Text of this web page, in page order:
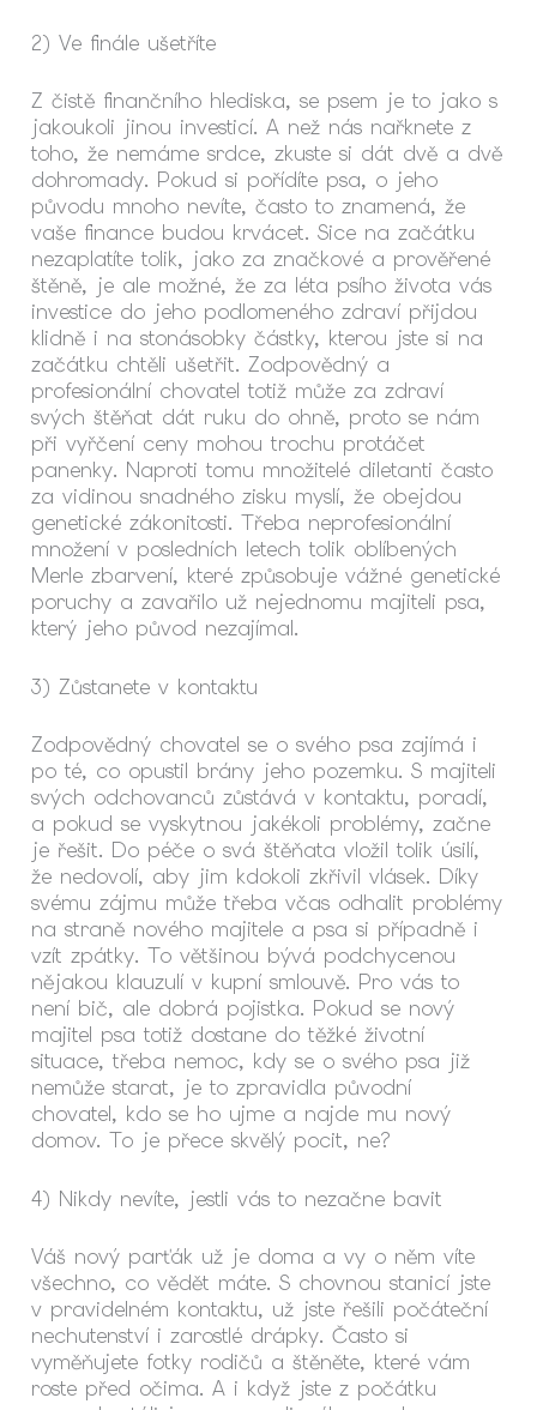
2) Ve finále ušetříte
Z čistě finančního hlediska, se psem je to jako s
jakoukoli jinou investicí. A než nás nařknete z
toho, že nemáme srdce, zkuste si dát dvě a dvě
dohromady. Pokud si pořídíte psa, o jeho
původu mnoho nevíte, často to znamená, že
vaše finance budou krvácet. Sice na začátku
nezaplatíte tolik, jako za značkové a prověřené
štěně, je ale možné, že za léta psího života vás
investice do jeho podlomeného zdraví přijdou
klidně i na stonásobky částky, kterou jste si na
začátku chtěli ušetřit. Zodpovědný a
profesionální chovatel totiž může za zdraví
svých štěňat dát ruku do ohně, proto se nám
při vyřčení ceny mohou trochu protáčet
panenky. Naproti tomu množitelé diletanti často
za vidinou snadného zisku myslí, že obejdou
genetické zákonitosti. Třeba neprofesionální
množení v posledních letech tolik oblíbených
Merle zbarvení, které způsobuje vážné genetické
poruchy a zavařilo už nejednomu majiteli psa,
který jeho původ nezajímal.
3) Zůstanete v kontaktu
Zodpovědný chovatel se o svého psa zajímá i
po té, co opustil brány jeho pozemku. S majiteli
svých odchovanců zůstává v kontaktu, poradí,
a pokud se vyskytnou jakékoli problémy, začne
je řešit. Do péče o svá štěňata vložil tolik úsilí,
že nedovolí, aby jim kdokoli zkřivil vlásek. Díky
svému zájmu může třeba včas odhalit problémy
na straně nového majitele a psa si případně i
vzít zpátky. To většinou bývá podchycenou
nějakou klauzulí v kupní smlouvě. Pro vás to
není bič, ale dobrá pojistka. Pokud se nový
majitel psa totiž dostane do těžké životní
situace, třeba nemoc, kdy se o svého psa již
nemůže starat, je to zpravidla původní
chovatel, kdo se ho ujme a najde mu nový
domov. To je přece skvělý pocit, ne?
4) Nikdy nevíte, jestli vás to nezačne bavit
Váš nový parťák už je doma a vy o něm víte
všechno, co vědět máte. S chovnou stanicí jste
v pravidelném kontaktu, už jste řešili počáteční
nechutenství i zarostlé drápky. Často si
vyměňujete fotky rodičů a štěněte, které vám
roste před očima. A i když jste z počátku